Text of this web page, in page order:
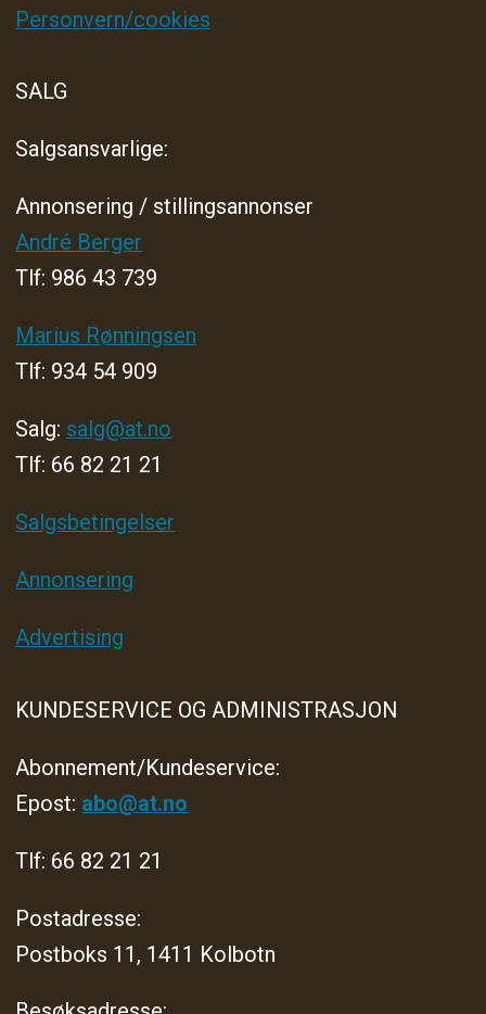
Personvern/cookies
SALG
Salgsansvarlige:
Annonsering / stillingsannonser
André Berger
Tlf: 986 43 739
Marius Rønningsen
Tlf: 934 54 909
Salg: salg@at.no
Tlf: 66 82 21 21
Salgsbetingelser
Annonsering
Advertising
KUNDESERVICE OG ADMINISTRASJON
Abonnement/Kundeservice:
Epost: abo@at.no
Tlf: 66 82 21 21
Postadresse:
Postboks 11, 1411 Kolbotn